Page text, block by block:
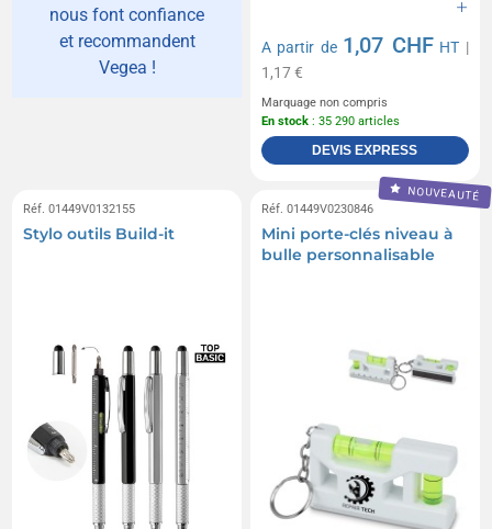
nous font confiance
et recommandent
Vegea !
A partir de 1,07 CHF HT |
1,17 €
Marquage non compris
En stock : 35 290 articles
DEVIS EXPRESS
Réf. 01449V0132155
Stylo outils Build-it
NOUVEAUTÉ
Réf. 01449V0230846
Mini porte-clés niveau à
bulle personnalisable